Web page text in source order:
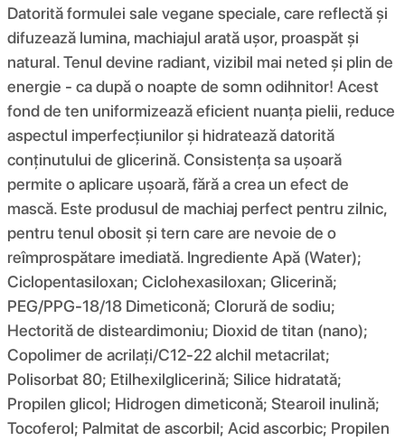
Datorită formulei sale vegane speciale, care reflectă și
difuzează lumina, machiajul arată ușor, proaspăt și
natural. Tenul devine radiant, vizibil mai neted și plin de
energie - ca după o noapte de somn odihnitor! Acest
fond de ten uniformizează eficient nuanța pielii, reduce
aspectul imperfecțiunilor și hidratează datorită
conținutului de glicerină. Consistența sa ușoară
permite o aplicare ușoară, fără a crea un efect de
mască. Este produsul de machiaj perfect pentru zilnic,
pentru tenul obosit și tern care are nevoie de o
reîmprospătare imediată. Ingrediente Apă (Water);
Ciclopentasiloxan; Ciclohexasiloxan; Glicerină;
PEG/PPG-18/18 Dimeticonă; Clorură de sodiu;
Hectorită de disteardimoniu; Dioxid de titan (nano);
Copolimer de acrilați/C12-22 alchil metacrilat;
Polisorbat 80; Etilhexilglicerină; Silice hidratată;
Propilen glicol; Hidrogen dimeticonă; Stearoil inulină;
Tocoferol; Palmitat de ascorbil; Acid ascorbic; Propilen